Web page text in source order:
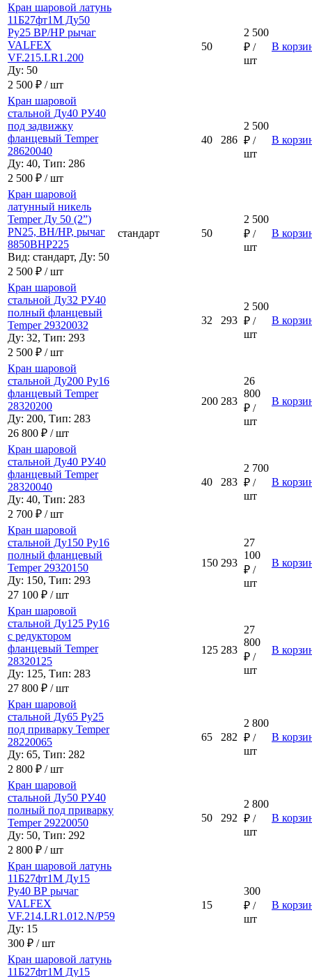
Кран шаровой латунь
11Б27фт1М Ду50
Ру25 ВР/НР рычаг
VALFEX
VF.215.LR1.200
Ду: 50
2 500 ₽ / шт
50
2 500
₽ /
шт
В
Кран шаровой
стальной Ду40 РУ40
под задвижку
фланцевый Temper
28620040
Ду: 40, Тип: 286
2 500 ₽ / шт
40 286
2 500
₽ /
шт
В
Кран шаровой
латунный никель
Temper Ду 50 (2”)
PN25, ВН/НР, рычаг
8850ВНР225
Вид: стандарт, Ду: 50
2 500 ₽ / шт
стандарт 50
2 500
₽ /
шт
В
Кран шаровой
стальной Ду32 РУ40
полный фланцевый
Temper 29320032
Ду: 32, Тип: 293
2 500 ₽ / шт
32 293
2 500
₽ /
шт
В
Кран шаровой
стальной Ду200 Ру16
фланцевый Temper
28320200
Ду: 200, Тип: 283
26 800 ₽ / шт
200 283
26
800
₽ /
шт
В
Кран шаровой
стальной Ду40 РУ40
фланцевый Temper
28320040
Ду: 40, Тип: 283
2 700 ₽ / шт
40 283
2 700
₽ /
шт
В
Кран шаровой
стальной Ду150 Ру16
полный фланцевый
Temper 29320150
Ду: 150, Тип: 293
27 100 ₽ / шт
150 293
27
100
₽ /
шт
В
Кран шаровой
стальной Ду125 Ру16
с редуктором
фланцевый Temper
28320125
Ду: 125, Тип: 283
27 800 ₽ / шт
125 283
27
800
₽ /
шт
В
Кран шаровой
стальной Ду65 Ру25
под приварку Temper
28220065
Ду: 65, Тип: 282
2 800 ₽ / шт
65 282
2 800
₽ /
шт
В
Кран шаровой
стальной Ду50 РУ40
полный под приварку
Temper 29220050
Ду: 50, Тип: 292
2 800 ₽ / шт
50 292
2 800
₽ /
шт
В
Кран шаровой латунь
11Б27фт1М Ду15
Ру40 ВР рычаг
VALFEX
VF.214.LR1.012.N/P59
Ду: 15
300 ₽ / шт
15
300
₽ /
шт
В
Кран шаровой латунь
11Б27фт1М Ду15